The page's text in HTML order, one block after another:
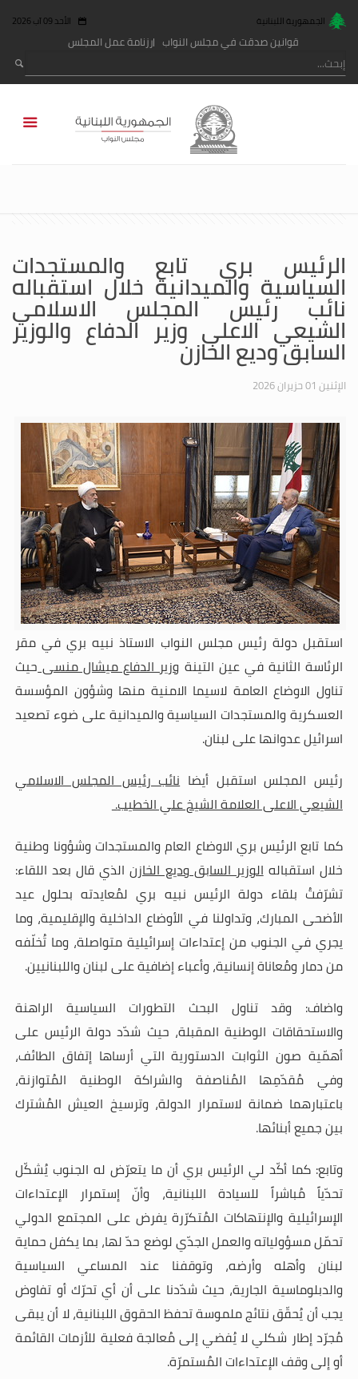
الجمهورية اللبنانية الأحد 09 آب 2026
قوانين صدقت في مجلس النواب رزنامة عمل المجلس
الرئيس بري تابع والمستجدات
السياسية والميدانية خلال استقباله
نائب رئيس المجلس الاسلامي
الشيعي الاعلى وزير الدفاع والوزير
السابق وديع الخازن
الإثنين 01 حزيران 2026
استقبل دولة رئيس مجلس النواب الاستاذ نبيه بري في مقر
الرئاسة الثانية في عين التينة وزير الدفاع ميشال منسىحيث
تناول الاوضاع العامة لاسيما الامنية منها وشؤون المؤسسة
العسكرية والمستجدات السياسية والميدانية على ضوء تصعيد
اسرائيل عدوانها على لبنان.
رئيس المجلس استقبل أيضانائب رئيس المجلس الاسلامي
الشيعي الاعلى العلامة الشيخ علي الخطيب.
كما تابع الرئيس بري الاوضاع العام والمستجدات وشؤونا وطنية
خلال استقبالهالوزير السابق وديع الخازنالذي قال بعد اللقاء:
تشرّفتُ بلقاء دولة الرئيس نبيه بري لمُعايدته بحلول عيد
الأضحى المبارك، وتداولنا في الأوضاع الداخلية والإقليمية، وما
يجري في الجنوب من إعتداءات إسرائيلية متواصلة، وما تُخلّفه
من دمار ومُعاناة إنسانية، وأعباء إضافية على لبنان واللبنانيين.
واضاف: وقد تناول البحث التطورات السياسية الراهنة
والاستحقاقات الوطنية المقبلة، حيث شدّد دولة الرئيس على
أهمّية صون الثوابت الدستورية التي أرساها إتفاق الطائف،
وفي مُقدّمِها المُناصفة والشراكة الوطنية المُتوازنة،
باعتبارهما ضمانة لاستمرار الدولة، وترسيخ العيش المُشترك
بين جميع أبنائها.
وتابع: كما أكّد لي الرئيس بري أن ما يتعرّض له الجنوب يُشكّل
تحدّياً مُباشراً للسيادة اللبنانية، وأنّ إستمرار الإعتداءات
الإسرائيلية والإنتهاكات المُتكرّرة يفرض على المجتمع الدولي
تحمّل مسؤولياته والعمل الجدّي لوضع حدّ لها، بما يكفل حماية
لبنان وأهله وأرضه، وتوقفنا عند المساعي السياسية
والدبلوماسية الجارية، حيث شدّدنا على أن أي تحرّك أو تفاوض
يجب أن يُحقّق نتائج ملموسة تحفظ الحقوق اللبنانية، لا أن يبقى
مُجرّد إطار شكلي لا يُفضي إلى مُعالجة فعلية للأزمات القائمة
أو إلى وقف الإعتداءات المُستمرّة.